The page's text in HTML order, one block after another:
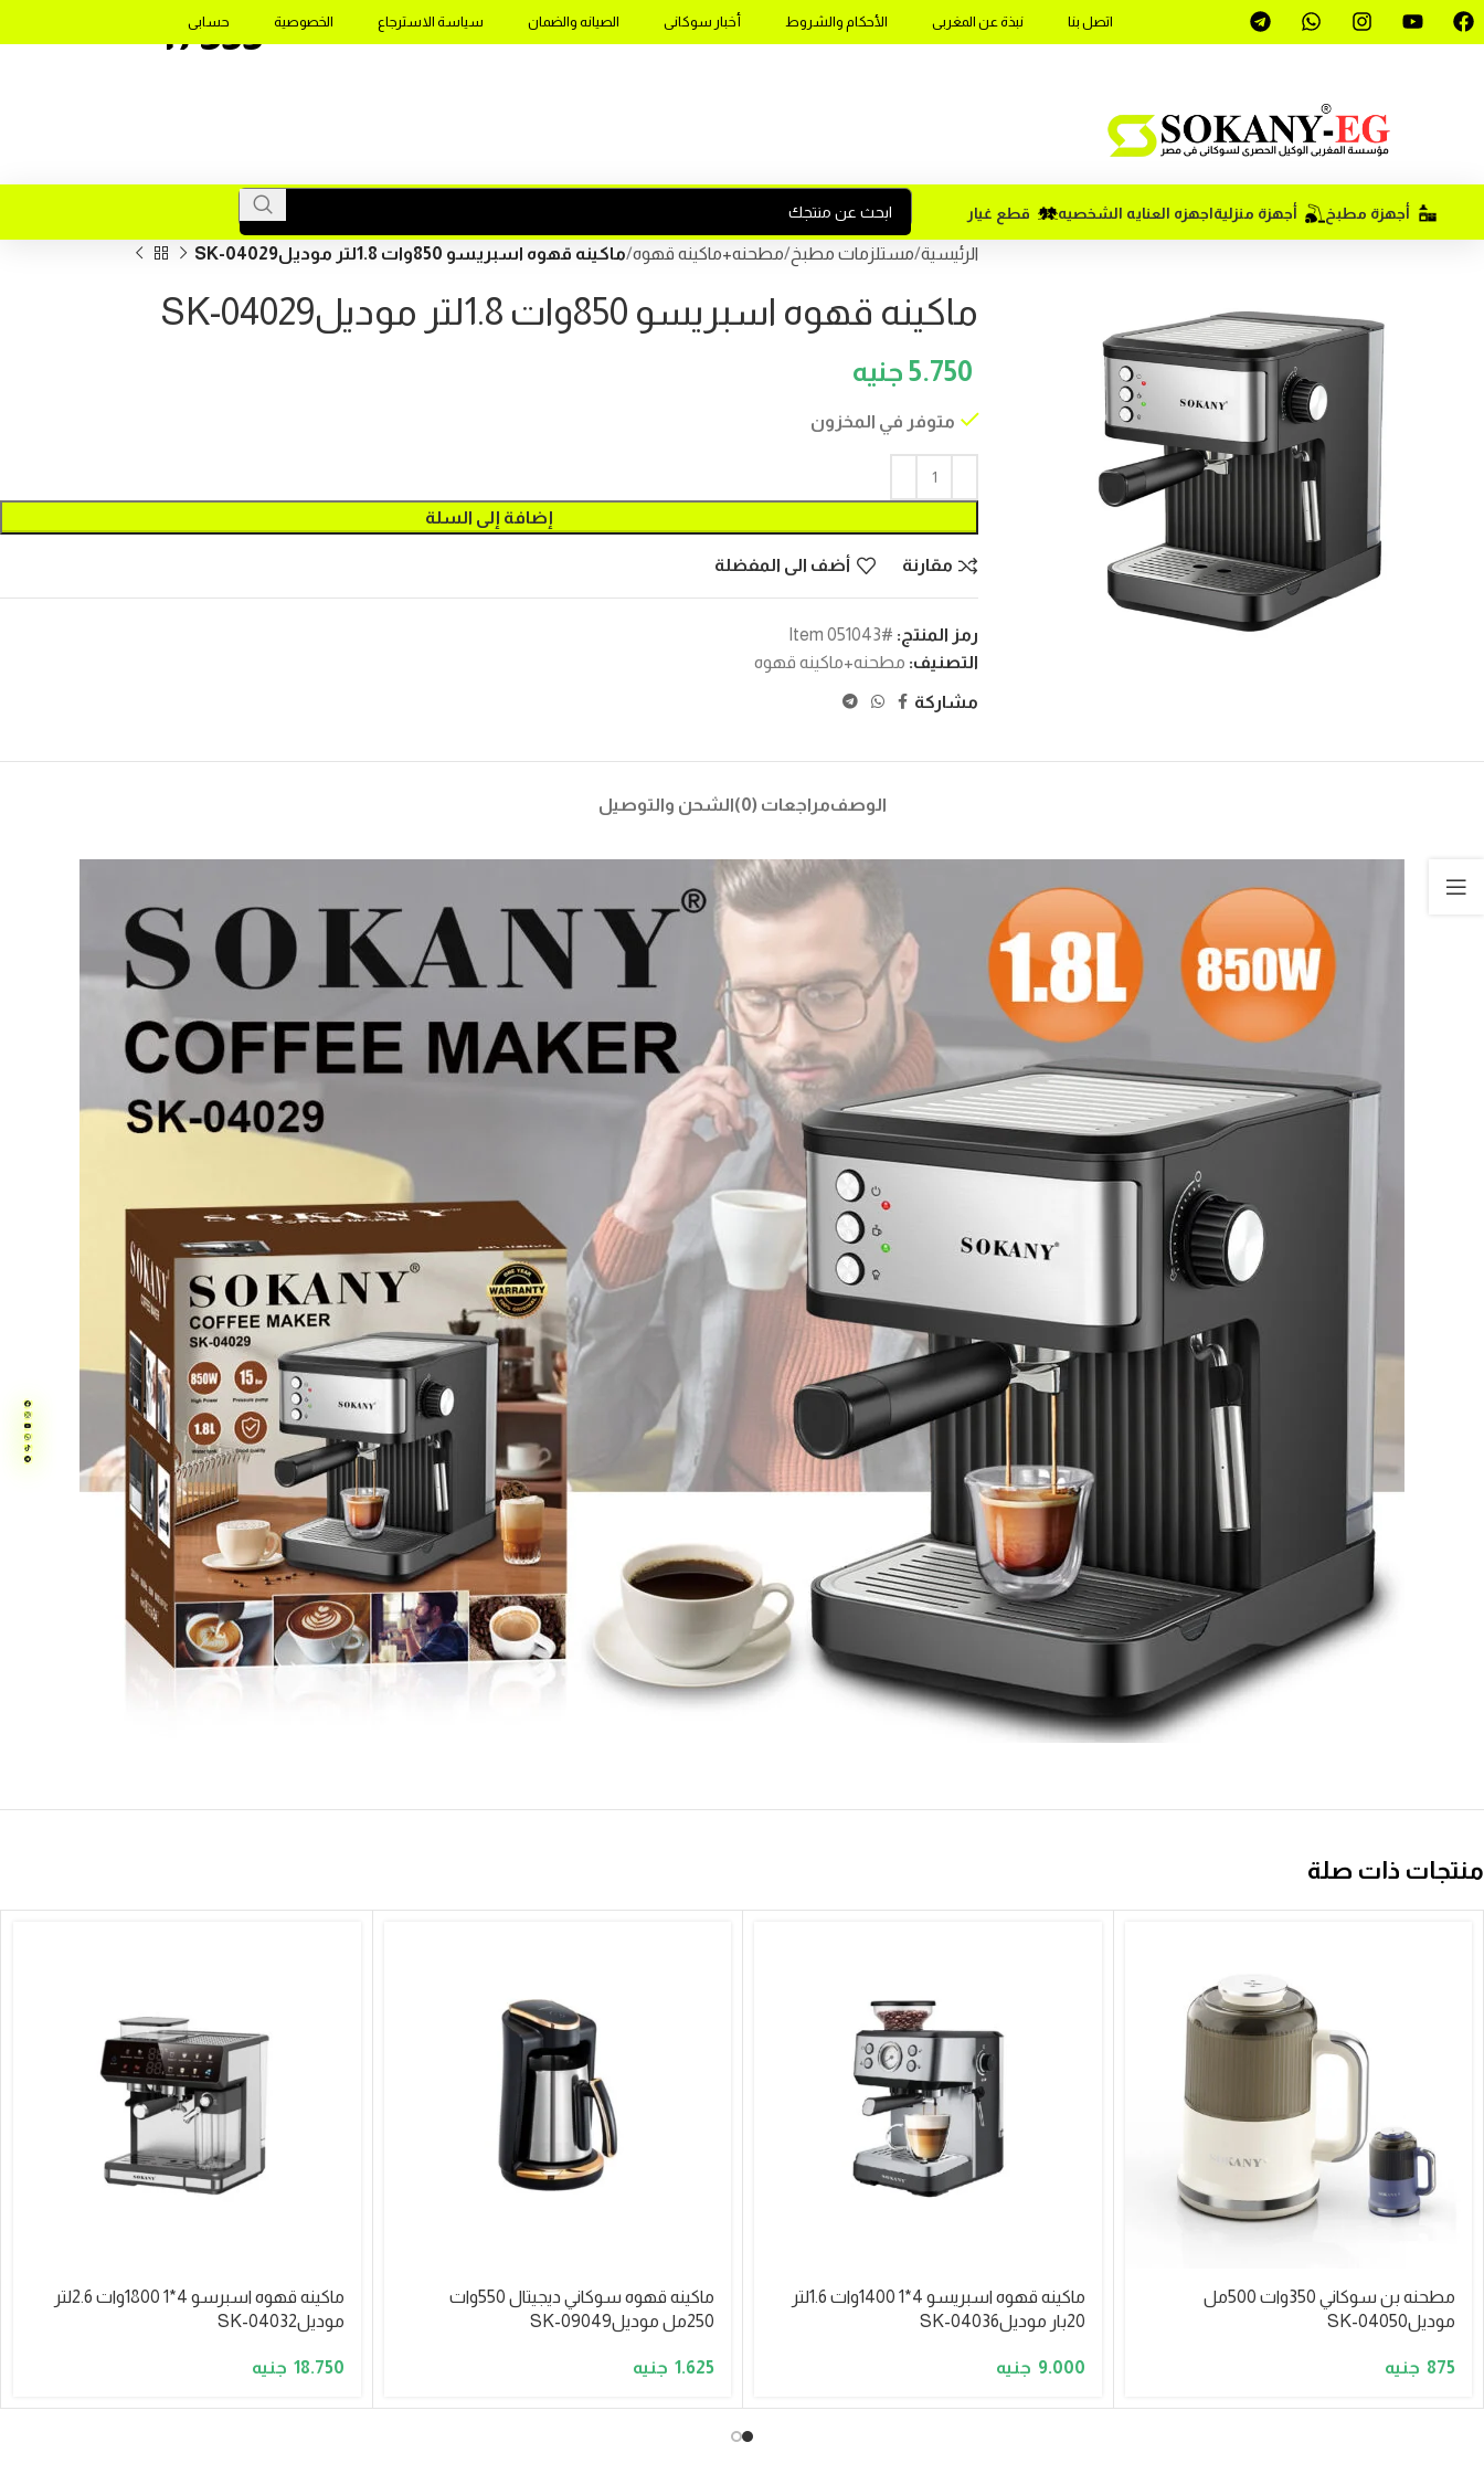
اتصل بنا نبذة عن المغربى الأحكام والشروط أخبار سوكانى الصيانه والضمان سياسة الاسترجاع الخصوصية حسابى
17355
أجهزة مطبخ أجهزة منزليةاجهزه العنايه الشخصيه قطع غيار
الرئيسية مستلزمات مطبخ مطحنه+ماكينه قهوه ماكينه قهوه اسبريسو 850وات 1.8لتر موديلSK-04029
ماكينه قهوه اسبريسو 850وات 1.8لتر موديلSK-04029
5.750
متوفر في المخزون
إضافة إلى السلة
مقارنة أضف الى المفضلة
رمز المنتج: #Item 051043
التصنيف: مطحنه+ماكينه قهوه
مشاركة
الوصفمراجعات (0) الشحن والتوصيل
منتجات ذات صلة
مطحنه بن سوكاني 350وات 500مل
موديلSK-04050
875
ماكينه قهوه اسبريسو 4*1 1400وات 1.6لتر
20بار موديلSK-04036
9.000
ماكينه قهوه سوكاني ديجيتال 550وات
250مل موديلSK-09049
1.625
ماكينه قهوه اسبرسو 4*1 1800وات 2.6لتر
موديلSK-04032
18.750